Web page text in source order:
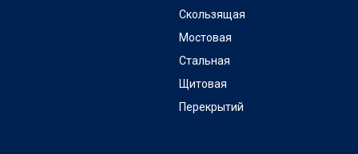
Скользящая
Мостовая
Стальная
Щитовая
Перекрытий